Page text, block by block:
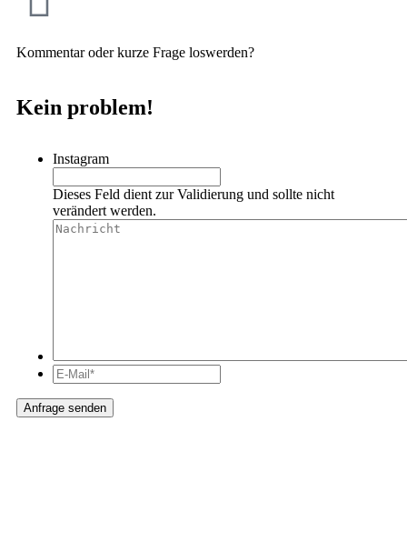
Kommentar oder kurze Frage loswerden?
Kein problem!
Instagram
Dieses Feld dient zur Validierung und sollte nicht
verändert werden.